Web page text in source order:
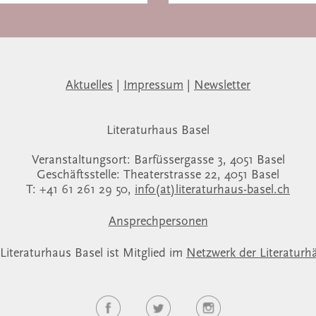
Aktuelles Impressum Newsletter
Literaturhaus Basel
Veranstaltungsort: Barfüssergasse 3, 4051 Basel
Geschäftsstelle: Theaterstrasse 22, 4051 Basel
T: +41 61 261 29 50, info(at)literaturhaus-basel.ch
Ansprechpersonen
Basel ist Mitglied im Netzwerk der